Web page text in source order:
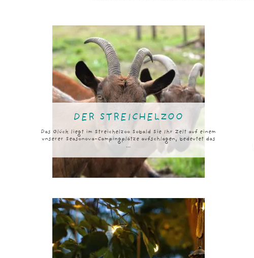
DER STREICHELZOO
Das Glück liegt im Streichelzoo Sobald Sie Ihr Zelt auf einem
unserer Seasonova-Campingplätze aufschlagen, bedeutet das
...